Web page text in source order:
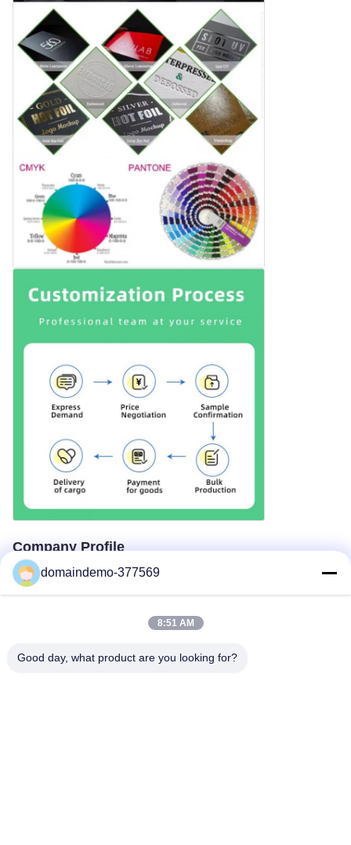
Company Profile
domaindemo-377569
8:51 AM
Good day, what product are you looking for?